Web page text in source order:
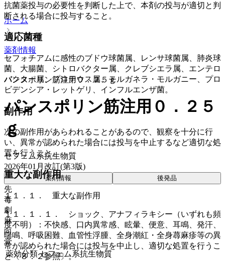
抗菌薬投与の必要性を判断した上で、本剤の投与が適切と判
断される場合に投与すること。
適応菌種
セフォチアムに感性のブドウ球菌属、レンサ球菌属、肺炎球
菌、大腸菌、シトロバクター属、クレブシエラ属、エンテロ
バクター属、プロテウス属、モルガネラ・モルガニー、プロ
ビデンシア・レットゲリ、インフルエンザ菌。
副作用
次の副作用があらわれることがあるので、観察を十分に行
い、異常が認められた場合には投与を中止するなど適切な処
置を行うこと。
重大な副作用
１１．１． 重大な副作用
１１．１．１． ショック、アナフィラキシー（いずれも頻
度不明）：不快感、口内異常感、眩暈、便意、耳鳴、発汗、
喘鳴、呼吸困難、血管性浮腫、全身潮紅・全身蕁麻疹等の異
常が認められた場合には投与を中止し、適切な処置を行うこ
と〔８．２参照〕。
ホーム
薬剤情報
パンスポリン筋注用０．２５ｇ
パンスポリン筋注用０．２５
ｇ
セフェム系抗生物質
2026年01月改訂(第3版)
薬剤情報 後発品
先
毒
劇
麻
向
覚
薬効分類 セフェム系抗生物質